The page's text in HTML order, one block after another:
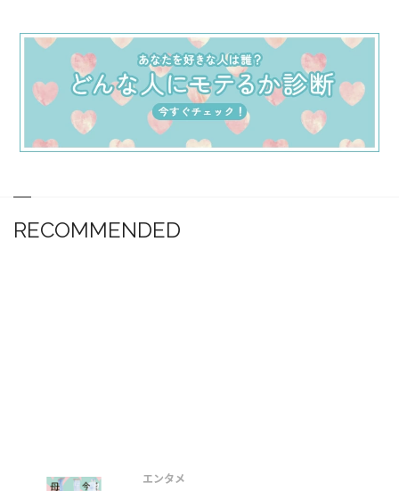
RECOMMENDED
エンタメ